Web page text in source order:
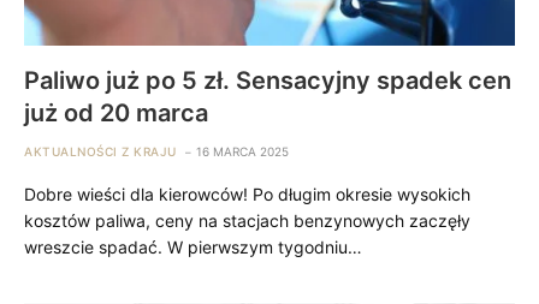
Paliwo już po 5 zł. Sensacyjny spadek cen
już od 20 marca
AKTUALNOŚCI Z KRAJU 16 MARCA 2025
Dobre wieści dla kierowców! Po długim okresie wysokich
kosztów paliwa, ceny na stacjach benzynowych zaczęły
wreszcie spadać. W pierwszym tygodniu…